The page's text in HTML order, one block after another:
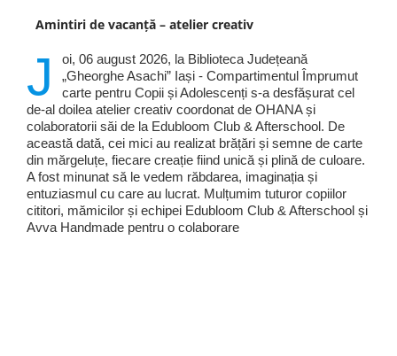
Amintiri de vacanță – atelier creativ
J
oi, 06 august 2026, la Biblioteca Județeană
„Gheorghe Asachi” Iași - Compartimentul Împrumut
carte pentru Copii și Adolescenți s-a desfășurat cel
de-al doilea atelier creativ coordonat de OHANA și
colaboratorii săi de la Edubloom Club & Afterschool. De
această dată, cei mici au realizat brățări și semne de carte
din mărgeluțe, fiecare creație fiind unică și plină de culoare.
A fost minunat să le vedem răbdarea, imaginația și
entuziasmul cu care au lucrat. Mulțumim tuturor copiilor
cititori, mămicilor și echipei Edubloom Club & Afterschool și
Avva Handmade pentru o colaborare